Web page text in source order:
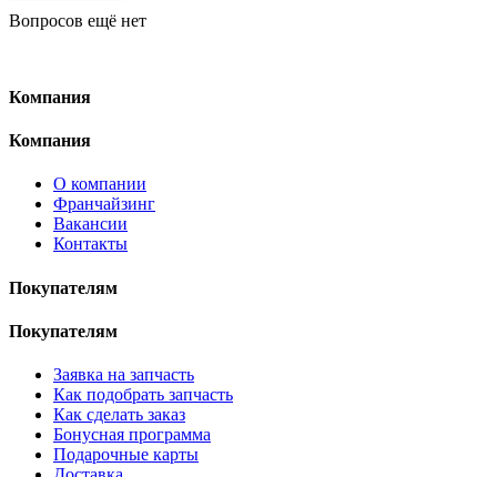
Вопросов ещё нет
Компания
Компания
О компании
Франчайзинг
Вакансии
Контакты
Покупателям
Покупателям
Заявка на запчасть
Как подобрать запчасть
Как сделать заказ
Бонусная программа
Подарочные карты